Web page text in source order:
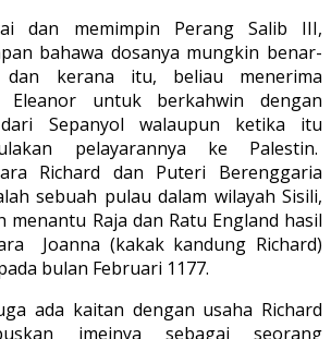
dan memimpin Perang Salib III,
bahawa dosanya mungkin benar-
kerana itu, beliau menerima
Eleanor untuk berkahwin dengan
Sepanyol walaupun ketika itu
pelayarannya ke Palestin.
Richard dan Puteri Berenggaria
sebuah pulau dalam wilayah Sisili,
menantu Raja dan Ratu England hasil
Joanna (kakak kandung Richard)
bulan Februari 1177.
ada kaitan dengan usaha Richard
imejnya sebagai seorang